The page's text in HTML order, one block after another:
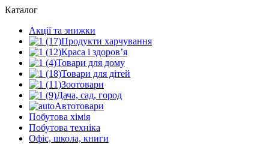
Каталог
Акції та знижки
Продукти харчування
Краса і здоров’я
Товари для дому
Товари для дітей
Зоотовари
Дача, сад, город
Автотовари
Побутова хімія
Побутова техніка
Офіс, школа, книги